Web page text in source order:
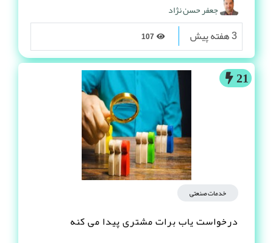
جعفر حسن نژاد
3 هفته پیش
21
خدمات صنعتی
درخواست یاب برات مشتری پیدا می کنه